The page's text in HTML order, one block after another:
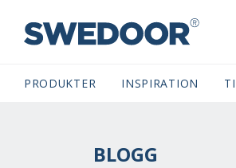
SWEDOOR
PRODUKTER INSPIRATION
BLOGG